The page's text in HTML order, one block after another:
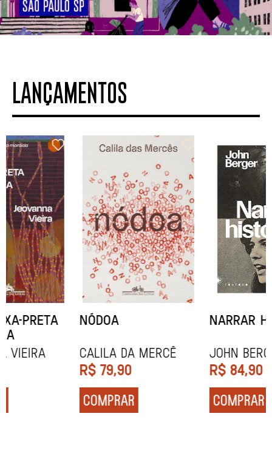
LANÇAMENTOS
NÓDOA
Calila da Mercê
NARRAR HISTÓRIAS
John Berger